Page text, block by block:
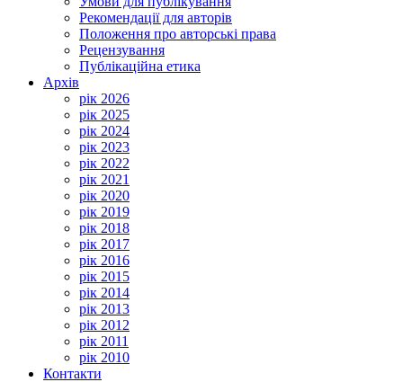
Рекомендації для авторів
Положення про авторські права
Рецензування
Публікаційна етика
Архів
рік 2026
рік 2025
рік 2024
рік 2023
рік 2022
рік 2021
рік 2020
рік 2019
рік 2018
рік 2017
рік 2016
рік 2015
рік 2014
рік 2013
рік 2012
рік 2011
рік 2010
Контакти